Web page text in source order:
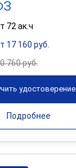
72 ак.ч
17 160 руб.
760 руб.
удостоверение
Подробнее